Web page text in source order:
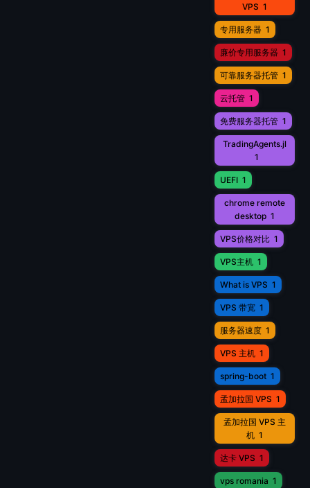
VPS 1
专用服务器 1
廉价专用服务器 1
可靠服务器托管 1
云托管 1
免费服务器托管 1
TradingAgents.jl
1
UEFI 1
chrome remote
desktop 1
VPS价格对比 1
VPS主机 1
What is VPS 1
VPS 带宽 1
服务器速度 1
VPS 主机 1
spring-boot 1
孟加拉国 VPS 1
孟加拉国 VPS 主
机 1
达卡 VPS 1
vps romania 1